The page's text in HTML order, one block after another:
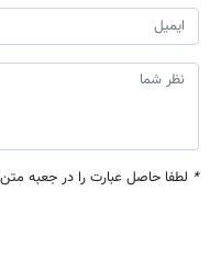
* لطفا حاصل عبارت را در جعبه متن